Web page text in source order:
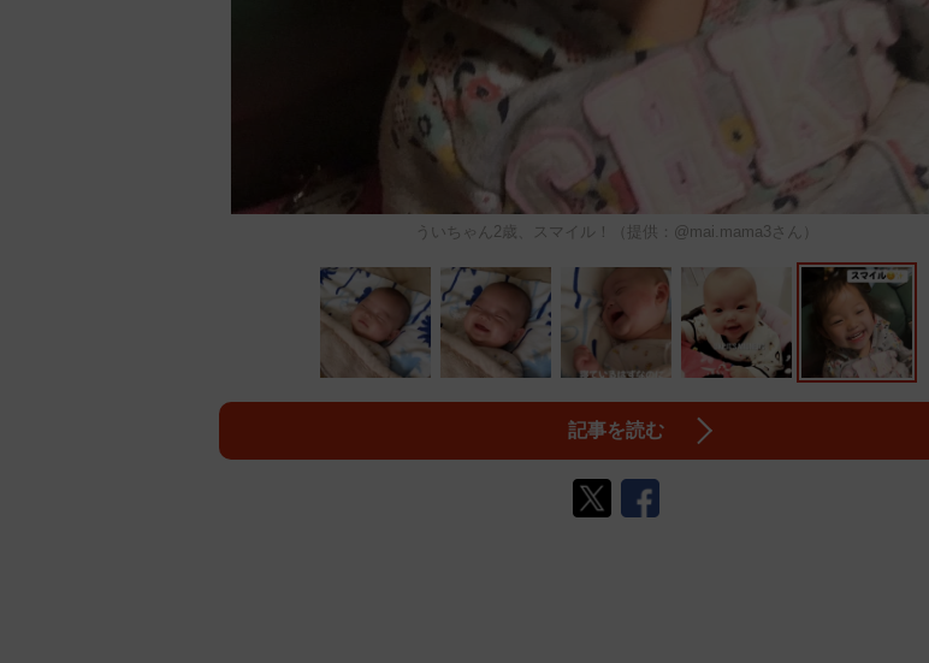
ういちゃん2歳、スマイル！（提供：@mai.mama3さん）
記事を読む